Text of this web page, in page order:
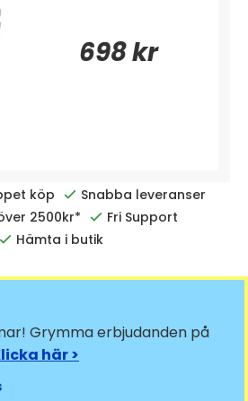
698 kr
köp
Snabba leveranser
2500kr*
Fri Support
Hämta i butik
Grymma erbjudanden på
här >